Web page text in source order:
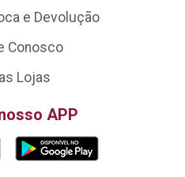
e Devolução
Conosco
Lojas
APP